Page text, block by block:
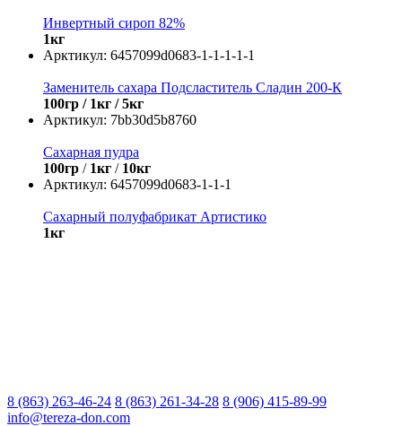
Инвертный сироп 82%
1кг
Арктикул: 6457099d0683-1-1-1-1-1
Заменитель сахара Подсластитель Сладин 200-К
100гр / 1кг / 5кг
Арктикул: 7bb30d5b8760
Сахарная пудра
100гр / 1кг / 10кг
Арктикул: 6457099d0683-1-1-1
Сахарный полуфабрикат Артистико
1кг
8 (863) 263-46-24 8 (863) 261-34-28 8 (906) 415-89-99
info@tereza-don.com